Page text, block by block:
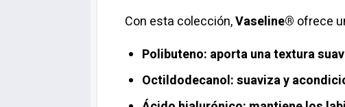
Con esta colección,Vaseline® ofrece
Polibuteno: aporta una textura
Octildodecanol:suaviza y